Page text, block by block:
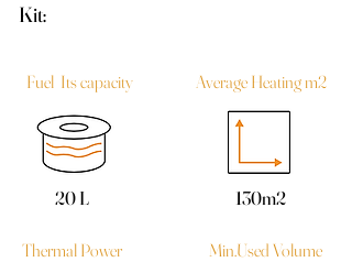
Kit:
Fuel Its capacity
20 L
Thermal Power
Average Heating m2
130m2
Min.Used Volume